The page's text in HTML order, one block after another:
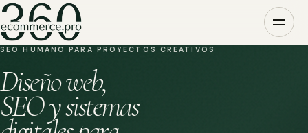
SEO HUMANO PARA PROYECTOS CREATIVOS
Diseño web,
SEO y sistemas